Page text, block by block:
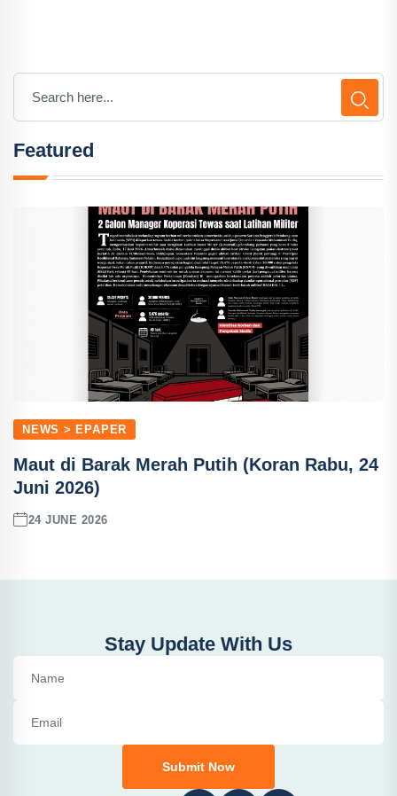
Featured
NEWS > EPAPER
Maut di Barak Merah Putih (Koran Rabu, 24
Juni 2026)
24 JUNE 2026
Stay Update With Us
Submit Now